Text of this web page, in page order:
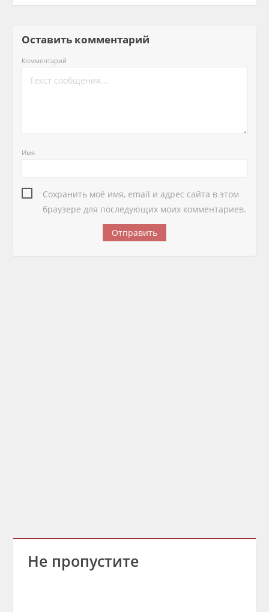
Оставить комментарий
Комментарий
Имя
Сохранить моё имя, email и адрес сайта в этом
браузере для последующих моих комментариев.
Не пропустите